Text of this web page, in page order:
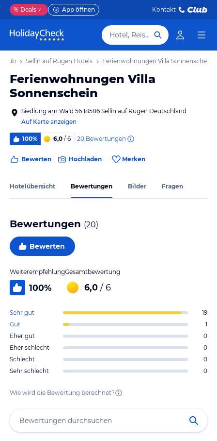
% Deals App öffnen Kontakt
Hotel, Reiseziel
Sellin auf Rügen Hotels Ferienwohnungen Villa Sonnenschein
Ferienwohnungen Villa
Sonnenschein
Siedlung am Wald 56 18586 Sellin auf Rügen Deutschland
Auf Karte anzeigen
100% 6,0 / 6 20 Bewertungen
Bewerten Hochladen Merken
Hotelübersicht Bewertungen Bilder Fragen
Bewertungen (20)
Bewerten
Weiterempfehlung
100%
Gesamtbewertung
6,0 / 6
Sehr gut
19
Gut
1
Eher gut
0
Eher schlecht
0
Schlecht
0
Sehr schlecht
0
Wie wird die Bewertung berechnet?